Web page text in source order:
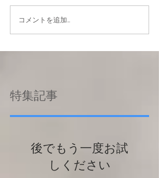
コメントを追加…
特集記事
後でもう一度お試
しください